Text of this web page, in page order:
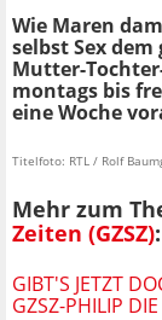
Wie Maren
selbst Sex
Mutter-
montags bis
eine Woche
Titelfoto: RTL / Rolf
Mehr zum
Zeiten (GZSZ):
GIBT'S JETZT
GZSZ-PHILIP